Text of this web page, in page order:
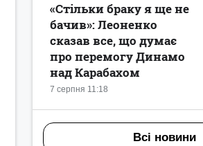
7 серпня 11:18
«Стільки браку я ще не
бачив»: Леоненко
сказав все, що думає
про перемогу Динамо
над Карабахом
Всі новини